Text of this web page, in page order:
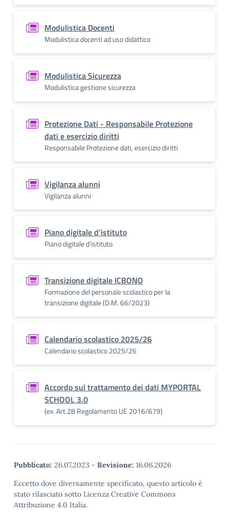
Modulistica Docenti
Modulistica docenti ad uso didattico
Modulistica Sicurezza
Modulistica gestione sicurezza
Protezione Dati - Responsabile Protezione
dati e esercizio diritti
Responsabile Protezione dati, esercizio diritti
Vigilanza alunni
Vigilanza alunni
Piano digitale d’istituto
Piano digitale d’istituto
Transizione digitale ICBONO
Formazione del personale scolastico per la
transizione digitale (D.M. 66/2023)
Calendario scolastico 2025/26
Calendario scolastico 2025/26
Accordo sul trattamento dei dati MYPORTAL
SCHOOL 3.0
(ex. Art.28 Regolamento UE 2016/679)
Pubblicato: 26.07.2023 - Revisione: 16.06.2026
Eccetto dove diversamente specificato, questo articolo è
stato rilasciato sotto Licenza Creative Commons
Attribuzione 4.0 Italia.